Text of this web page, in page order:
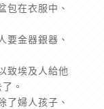
包在衣服中、
要金器銀器、
致埃及人給他
。
了婦人孩子、